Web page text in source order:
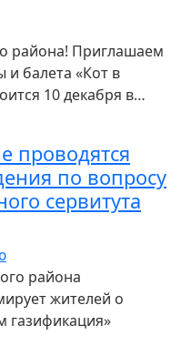
района! Приглашаем
и балета «Кот в
10 декабря в…
проводятся
по вопросу
сервитута
района
жителей о
газификация»